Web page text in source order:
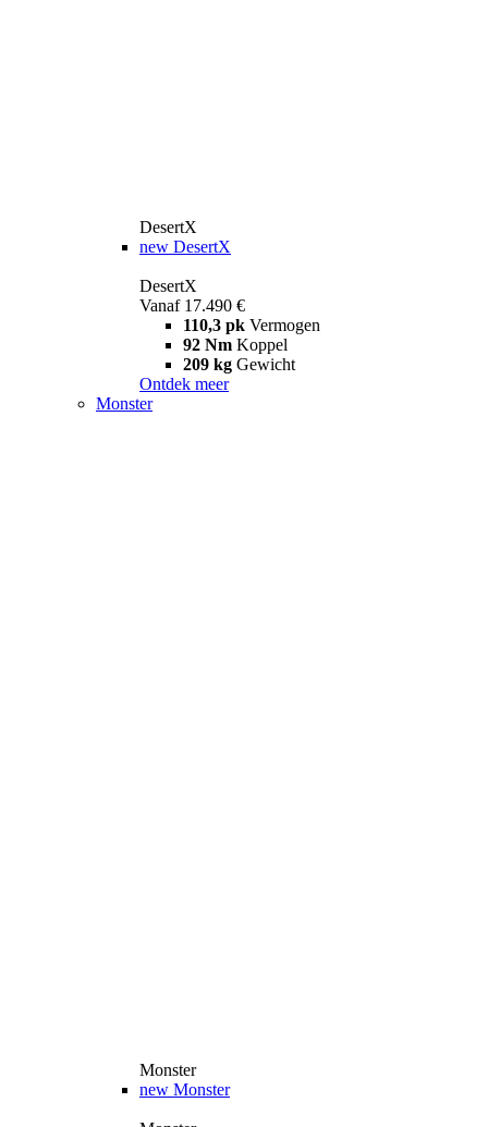
DesertX
new DesertX
DesertX
Vanaf 17.490 €
110,3 pk Vermogen
92 Nm Koppel
209 kg Gewicht
Ontdek meer
Monster
Monster
new Monster